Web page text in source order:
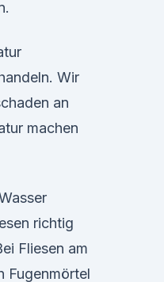
Wir
an
machen
richtig
Fliesen am
Fugenmörtel